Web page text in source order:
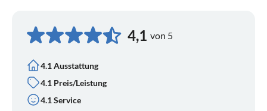
4,1 von 5
4.1 Ausstattung
4.1 Preis/Leistung
4.1 Service